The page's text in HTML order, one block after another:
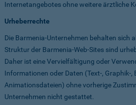
Internetangebotes ohne weitere ärztliche
Urheberrechte
Die Barmenia-Unternehmen behalten sich
Struktur der Barmenia-Web-Sites sind
Daher ist eine Vervielfältigung oder
Informationen oder Daten (Text-, Graphik-,
Animationsdateien) ohne vorherige
Unternehmen nicht gestattet.